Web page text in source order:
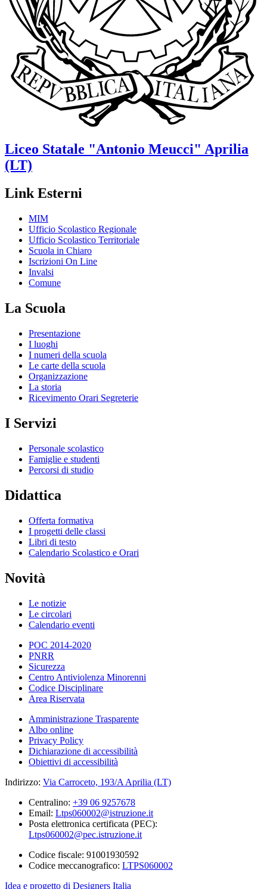
Liceo Statale "Antonio Meucci" Aprilia
(LT)
Link Esterni
MIM
Ufficio Scolastico Regionale
Ufficio Scolastico Territoriale
Scuola in Chiaro
Iscrizioni On Line
Invalsi
Comune
La Scuola
Presentazione
I luoghi
I numeri della scuola
Le carte della scuola
Organizzazione
La storia
Ricevimento Orari Segreterie
I Servizi
Personale scolastico
Famiglie e studenti
Percorsi di studio
Didattica
Offerta formativa
I progetti delle classi
Libri di testo
Calendario Scolastico e Orari
Novità
Le notizie
Le circolari
Calendario eventi
POC 2014-2020
PNRR
Sicurezza
Centro Antiviolenza Minorenni
Codice Disciplinare
Area Riservata
Amministrazione Trasparente
Albo online
Privacy Policy
Dichiarazione di accessibilità
Obiettivi di accessibilità
Indirizzo: Via Carroceto, 193/A Aprilia (LT)
Centralino: +39 06 9257678
Email: Ltps060002@istruzione.it
Posta elettronica certificata (PEC):
Ltps060002@pec.istruzione.it
Codice fiscale: 91001930592
Codice meccanografico: LTPS060002
Idea e progetto di Designers Italia